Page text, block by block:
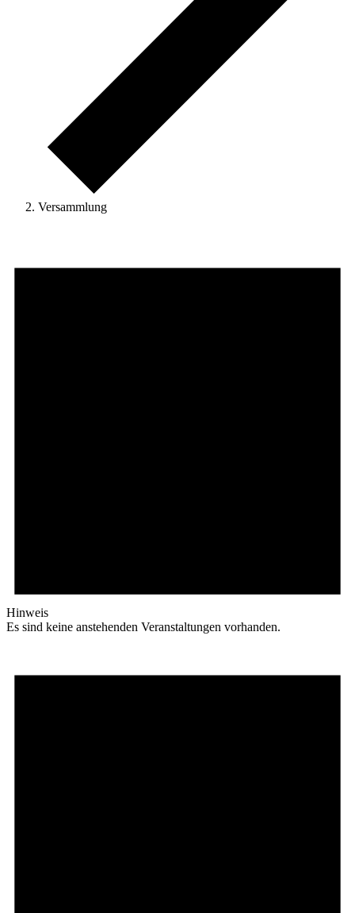
Versammlung
Hinweis
Es sind keine anstehenden Veranstaltungen vorhanden.